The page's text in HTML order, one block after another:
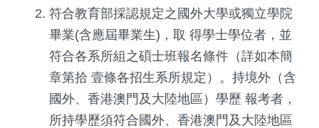
符合教育部採認規定之國外大學或獨立學院
畢業(含應屆畢業生)，取 得學士學位者，並
符合各系所組之碩士班報名條件（詳如本簡
章第拾 壹條各招生系所規定）。持境外（含
國外、香港澳門及大陸地區）學歷 報考者，
所持學歷須符合國外、香港澳門及大陸地區